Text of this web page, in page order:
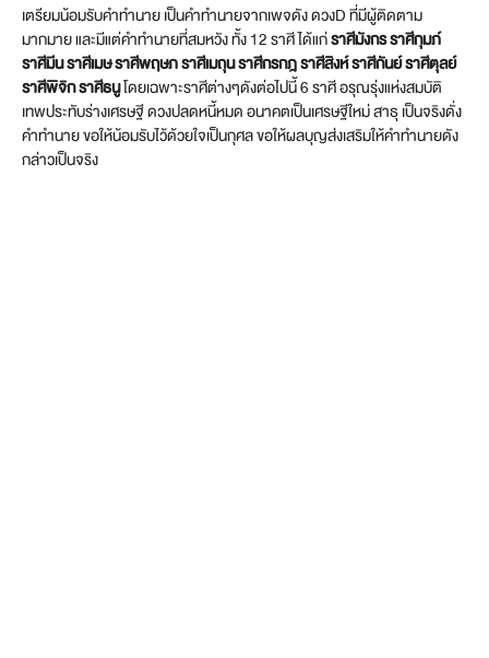
เตรียมน้อมรับคำทำนาย เป็นคำทำนายจากเพจดัง ดวงD ที่มีผู้ติดตาม
มากมาย และมีแต่คำทำนายที่สมหวัง ทั้ง 12 ราศี ได้แก่ราศีมังกร ราศีกุมภ์
ราศีมีน ราศีเมษ ราศีพฤษภ ราศีเมถุน ราศีกรกฎ ราศีสิงห์ ราศีกันย์ ราศีตุลย์
ราศีพิจิก ราศีธนูโดยเฉพาะราศีต่างๆดังต่อไปนี้ 6 ราศี อรุณรุ่งแห่งสมบัติ
เทพประทับร่างเศรษฐี ดวงปลดหนี้หมด อนาคตเป็นเศรษฐีใหม่ สาธุ เป็นจริงดั่ง
คำทำนาย ขอให้น้อมรับไว้ด้วยใจเป็นกุศล ขอให้ผลบุญส่งเสริมให้คำทำนายดัง
กล่าวเป็นจริง